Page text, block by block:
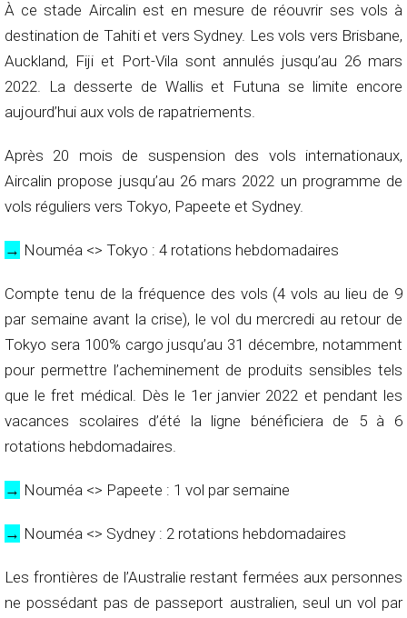
À ce stade Aircalin est en mesure de réouvrir ses vols à
destination de Tahiti et vers Sydney. Les vols vers Brisbane,
Auckland, Fiji et Port-Vila sont annulés jusqu’au 26 mars
2022. La desserte de Wallis et Futuna se limite encore
aujourd’hui aux vols de rapatriements.
Après 20 mois de suspension des vols internationaux,
Aircalin propose jusqu’au 26 mars 2022 un programme de
vols réguliers vers Tokyo, Papeete et Sydney.
→ Nouméa <> Tokyo : 4 rotations hebdomadaires
Compte tenu de la fréquence des vols (4 vols au lieu de 9
par semaine avant la crise), le vol du mercredi au retour de
Tokyo sera 100% cargo jusqu’au 31 décembre, notamment
pour permettre l’acheminement de produits sensibles tels
que le fret médical. Dès le 1er janvier 2022 et pendant les
vacances scolaires d’été la ligne bénéficiera de 5 à 6
rotations hebdomadaires.
→ Nouméa <> Papeete : 1 vol par semaine
→ Nouméa <> Sydney : 2 rotations hebdomadaires
Les frontières de l’Australie restant fermées aux personnes
ne possédant pas de passeport australien, seul un vol par